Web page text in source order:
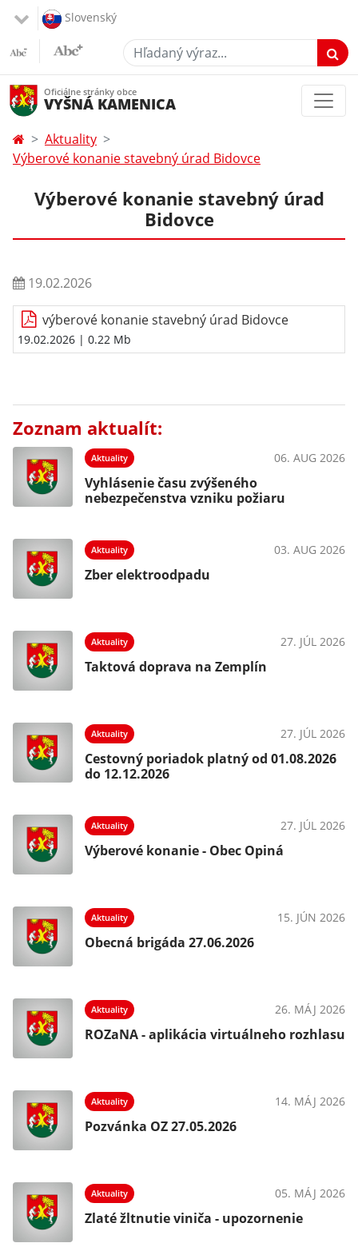
Slovenský
Hľadaný výraz...
Oficiálne stránky obce
VYŠNÁ KAMENICA
Aktuality
Výberové konanie stavebný úrad Bidovce
Výberové konanie stavebný úrad
Bidovce
19.02.2026
výberové konanie stavebný úrad Bidovce
19.02.2026 | 0.22 Mb
Zoznam aktualít:
Aktuality 06. AUG 2026
Vyhlásenie času zvýšeného
nebezpečenstva vzniku požiaru
Aktuality 03. AUG 2026
Zber elektroodpadu
Aktuality 27. JÚL 2026
Taktová doprava na Zemplín
Aktuality 27. JÚL 2026
Cestovný poriadok platný od 01.08.2026
do 12.12.2026
Aktuality 27. JÚL 2026
Výberové konanie - Obec Opiná
Aktuality 15. JÚN 2026
Obecná brigáda 27.06.2026
Aktuality 26. MÁJ 2026
ROZaNA - aplikácia virtuálneho rozhlasu
Aktuality 14. MÁJ 2026
Pozvánka OZ 27.05.2026
Aktuality 05. MÁJ 2026
Zlaté žltnutie viniča - upozornenie